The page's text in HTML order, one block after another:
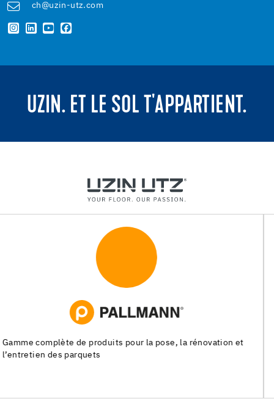
ch@uzin-utz.com
UZIN. ET LE SOL T'APPARTIENT.
Systèmes de pose pour les chapes, les revêtements de sols
souples et les parquets